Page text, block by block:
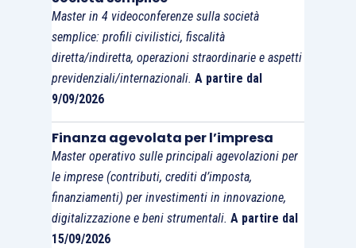
decreto del MEF 9.1.2018 (split payment);
icommercianti al minuto
trasmettono i corrispettivi senza
distinzione per aliquote e ripartiscono
diverse aliquote, inproporzione degli
acquisti, ai sensi del D.M. 24.2.1973
(ventilazione dei corrispettivi);
gli operatori che trasmettono i
corrispettivi per lecessioni di benzina
Master in 4 videoconferenze sulla società
semplice: profili civilistici, fiscalità
diretta/indiretta, operazioni straordinarie e aspetti
previdenziali/internazionali. A partire dal
9/09/2026
Finanza agevolata per l’impresa
Master operativo sulle principali agevolazioni per
le imprese (contributi, crediti d’imposta,
finanziamenti) per investimenti in innovazione,
digitalizzazione e beni strumentali. A partire dal
15/09/2026